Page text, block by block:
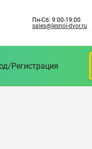
Пн-Сб: 9:00-19:00
sales@lesnoi-dvor.ru
Регистрация